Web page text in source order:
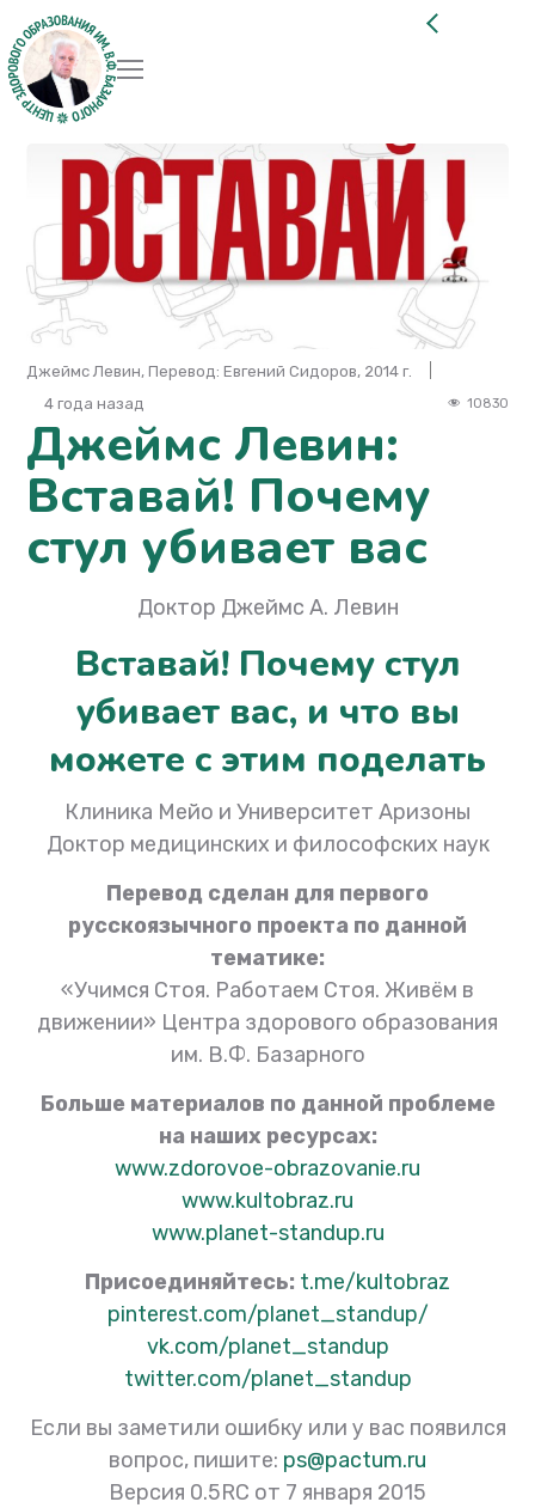
Джеймс Левин, Перевод: Евгений Сидоров, 2014 г.
4 года назад
10830
Джеймс Левин:
Вставай! Почему
стул убивает вас
Доктор Джеймс А. Левин
Вставай! Почему стул
убивает вас, и что вы
можете с этим поделать
Клиника Мейо и Университет Аризоны
Доктор медицинских и философских наук
Перевод сделан для первого
русскоязычного проекта по данной
тематике:
«Учимся Стоя. Работаем Стоя. Живём в
движении» Центра здорового образования
им. В.Ф. Базарного
Больше материалов по данной проблеме
на наших ресурсах:
www.zdorovoe-obrazovanie.ru
www.kultobraz.ru
www.planet-standup.ru
Присоединяйтесь: t.me/kultobraz
pinterest.com/planet_standup/
vk.com/planet_standup
twitter.com/planet_standup
Если вы заметили ошибку или у вас появился
вопрос, пишите: ps@pactum.ru
Версия 0.5RC от 7 января 2015